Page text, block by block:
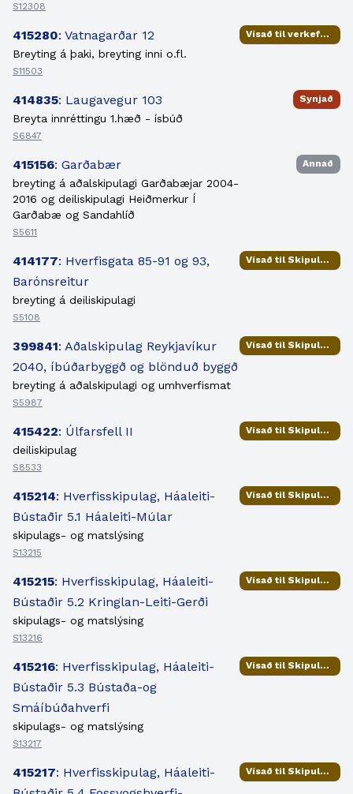
S12308
415280: Vatnagarðar 12
Breyting á þaki, breyting inni o.fl.
S11503
Vísað til verkefnisstjóra
414835: Laugavegur 103
Breyta innréttingu 1.hæð - ísbúð
S6847
Synjað
415156: Garðabær
breyting á aðalskipulagi Garðabæjar 2004-
2016 og deiliskipulagi Heiðmerkur Í
Garðabæ og Sandahlíð
S5611
Annað
414177: Hverfisgata 85-91 og 93,
Barónsreitur
breyting á deiliskipulagi
S5108
Vísað til Skipulags- og samgönguráðs
399841: Aðalskipulag Reykjavíkur
2040, íbúðarbyggð og blönduð byggð
breyting á aðalskipulagi og umhverfismat
S5987
Vísað til Skipulags- og samgönguráðs
415422: Úlfarsfell II
deiliskipulag
S8533
Vísað til Skipulags- og samgönguráðs
415214: Hverfisskipulag, Háaleiti-
Bústaðir 5.1 Háaleiti-Múlar
skipulags- og matslýsing
S13215
Vísað til Skipulags- og samgönguráðs
415215: Hverfisskipulag, Háaleiti-
Bústaðir 5.2 Kringlan-Leiti-Gerði
skipulags- og matslýsing
S13216
Vísað til Skipulags- og samgönguráðs
415216: Hverfisskipulag, Háaleiti-
Bústaðir 5.3 Bústaða-og
Smáíbúðahverfi
skipulags- og matslýsing
S13217
Vísað til Skipulags- og samgönguráðs
415217: Hverfisskipulag, Háaleiti-
Vísað til Skipulags- og samgönguráðs